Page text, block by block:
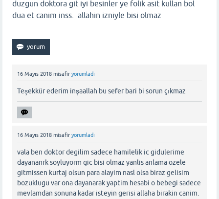
duzgun doktora git iyi besinler ye folik asit kullan bol
dua et canim inss. allahin izniyle bisi olmaz
16 Mayıs 2018 misafir yorumladı
Teşekkür ederim inşaallah bu sefer bari bi sorun çıkmaz
16 Mayıs 2018 misafir yorumladı
vala ben doktor degilim sadece hamilelik ic gidulerime
dayananrk soyluyorm gic bisi olmaz yanlis anlama ozele
gitmissen kurtaj olsun para alayim nasl olsa biraz gelisim
bozuklugu var ona dayanarak yaptim hesabi o bebegi sadece
mevlamdan sonuna kadar isteyin gerisi allaha birakin canim.